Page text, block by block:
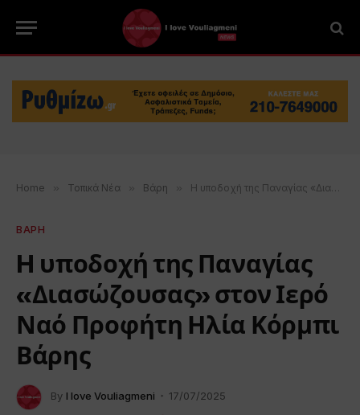
Home » Τοπικά Νέα » Βάρη » H υποδοχή της Παναγίας «Διασώζουσας» στον Ιερό Ναό Προφήτη Ηλία Κόρμπι Βάρης
ΒΑΡΗ
H υποδοχή της Παναγίας
«Διασώζουσας» στον Ιερό
Ναό Προφήτη Ηλία Κόρμπι
Βάρης
By I love Vouliagmeni
17/07/2025